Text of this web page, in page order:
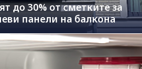
до 30% от сметките за
панели на балкона